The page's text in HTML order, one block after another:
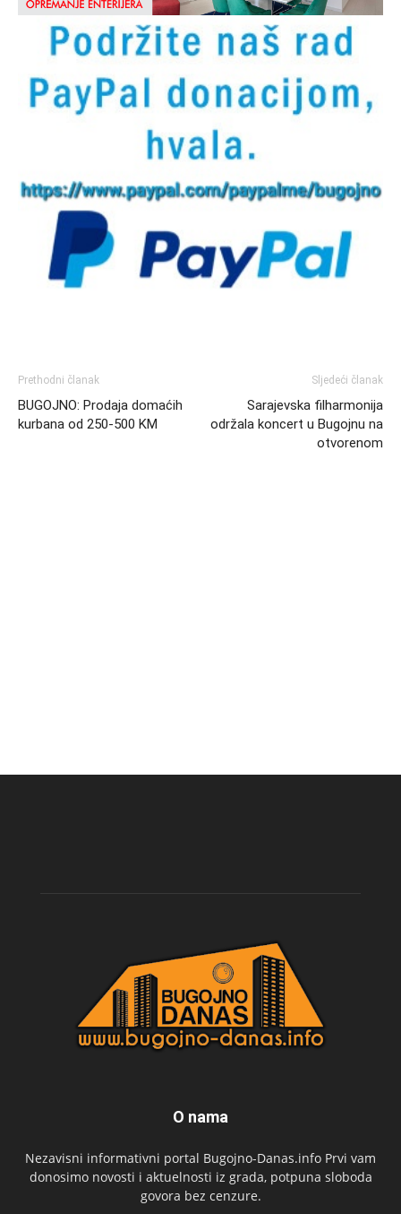
Prethodni članak
BUGOJNO: Prodaja domaćih
kurbana od 250-500 KM
Sljedeći članak
Sarajevska filharmonija
održala koncert u Bugojnu na
otvorenom
O nama
Nezavisni informativni portal Bugojno-Danas.info Prvi vam
donosimo novosti i aktuelnosti iz grada, potpuna sloboda
govora bez cenzure.